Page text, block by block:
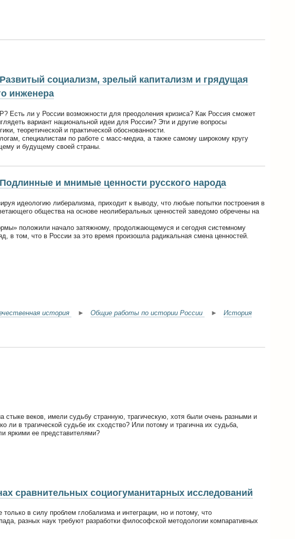
социализм, зрелый капитализм и грядущая
инженера
Есть ли у России возможности для преодоления кризиса? Как Россия сможет
вариант национальной идеи для России? Эти и другие вопросы
теоретической и практической обоснованности.
специалистам по работе с масс-медиа, а также самому широкому кругу
и будущему своей страны.
и мнимые ценности русского народа
идеологию либерализма, приходит к выводу, что любые попытки построения в
общества на основе неолиберальных ценностей заведомо обречены на
положили начало затяжному, продолжающемуся и сегодня системному
в том, что в России за это время произошла радикальная смена ценностей.
история ► Общие работы по истории России ► История
стыке веков, имели судьбу странную, трагическую, хотя были очень разными и
ли в трагической судьбе их сходство? Или потому и трагична их судьба,
яркими ее представителями?
сравнительных социогуманитарных исследований
в силу проблем глобализма и интеграции, но и потому, что
разных наук требуют разработки философской методологии компаративных